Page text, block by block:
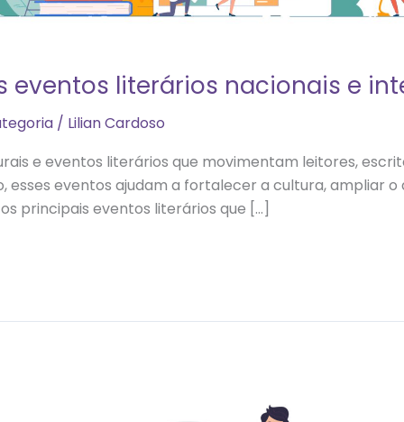
literários nacionais e
/ Lilian Cardoso
e eventos literários que movimentam leitores,
esses eventos ajudam a fortalecer a cultura, ampliar
principais eventos literários que […]